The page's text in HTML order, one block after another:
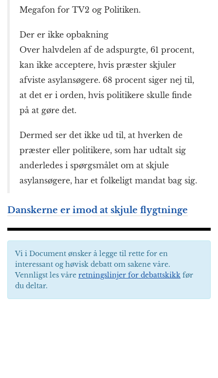
Megafon for TV2 og Politiken.
Der er ikke opbakning
Over halvdelen af de adspurgte, 61 procent,
kan ikke acceptere, hvis præster skjuler
afviste asylansøgere. 68 procent siger nej til,
at det er i orden, hvis politikere skulle finde
på at gøre det.
Dermed ser det ikke ud til, at hverken de
præster eller politikere, som har udtalt sig
anderledes i spørgsmålet om at skjule
asylansøgere, har et folkeligt mandat bag sig.
Danskerne er imod at skjule flygtninge
Vi i Document ønsker å legge til rette for en
interessant og høvisk debatt om sakene våre.
Vennligst les våre retningslinjer for debattskikk før
du deltar.